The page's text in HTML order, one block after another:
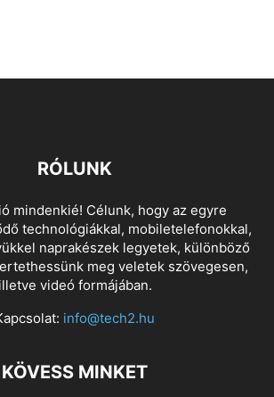
RÓLUNK
mindenkié! Célunk, hogy az egyre
technológiákkal, mobiletelefonokkal,
naprakészek legyetek, különböző
meg veletek szövegesen,
illetve videó formájában.
info@tech2.hu
KÖVESS MINKET